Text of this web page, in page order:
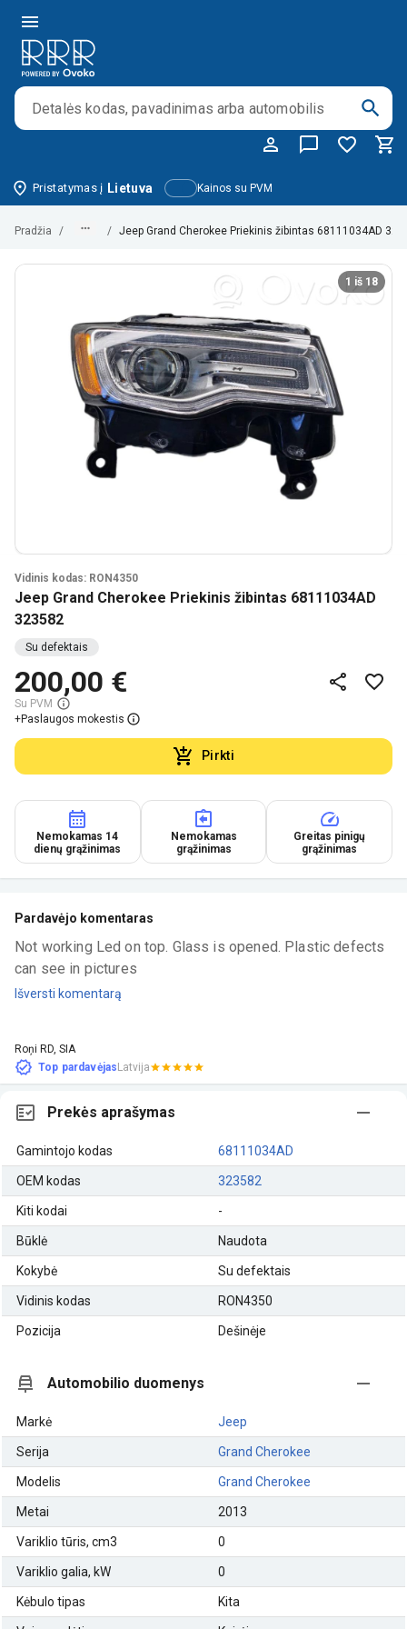
Kainos su PVM
Pristatymas į Lietuva
Pradžia / / Jeep Grand Cherokee Priekinis žibintas 68111034AD
1 iš 18
Vidinis kodas: RON4350
Jeep Grand Cherokee Priekinis žibintas 68111034AD
323582
Su defektais
200,00 €
Su PVM
+Paslaugos mokestis
Pirkti
Nemokamas 14
dienų grąžinimas
Nemokamas
grąžinimas
Greitas pinigų
grąžinimas
Pardavėjo komentaras
Not working Led on top. Glass is opened. Plastic defects
can see in pictures
Išversti komentarą
Roņi RD, SIA
Top pardavėjasLatvija
Prekės aprašymas
Gamintojo kodas 68111034AD
OEM kodas 323582
Kiti kodai -
Būklė Naudota
Kokybė Su defektais
Vidinis kodas RON4350
Pozicija Dešinėje
Automobilio duomenys
Markė Jeep
Serija Grand Cherokee
Modelis Grand Cherokee
Metai 2013
Variklio tūris, cm3 0
Variklio galia, kW 0
Kėbulo tipas Kita